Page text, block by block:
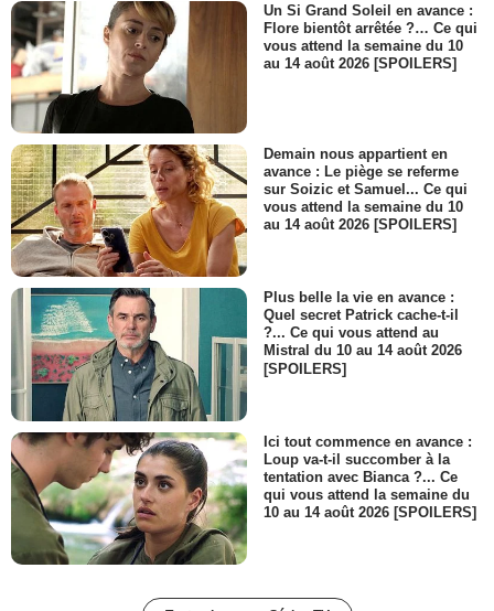
Un Si Grand Soleil en avance :
Flore bientôt arrêtée ?… Ce qui
vous attend la semaine du 10
au 14 août 2026 [SPOILERS]
Demain nous appartient en
avance : Le piège se referme
sur Soizic et Samuel... Ce qui
vous attend la semaine du 10
au 14 août 2026 [SPOILERS]
Plus belle la vie en avance :
Quel secret Patrick cache-t-il
?... Ce qui vous attend au
Mistral du 10 au 14 août 2026
[SPOILERS]
Ici tout commence en avance :
Loup va-t-il succomber à la
tentation avec Bianca ?... Ce
qui vous attend la semaine du
10 au 14 août 2026 [SPOILERS]